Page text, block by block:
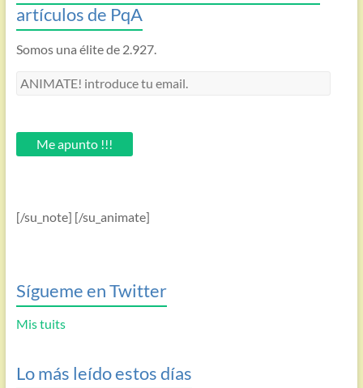
artículos de PqA
Somos una élite de 2.927.
ANIMATE!
email.Me apunto !!!
[/su_note] [/su_animate]
Sígueme en Twitter
Mis tuits
Lo más leído estos días